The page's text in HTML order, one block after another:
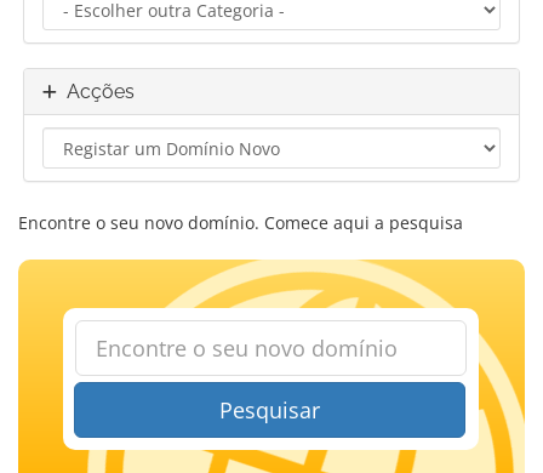
Acções
Encontre o seu novo domínio. Comece aqui a pesquisa
Pesquisar